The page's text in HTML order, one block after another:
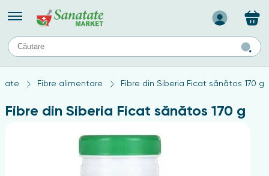
Назад
TIPURI DE TEN
Produse pentru ten mixt
Ten problematic
Produse pentru ten sensibil
Fibre alimentare Fibre din Siberia Ficat sănătos 170 g
Fibre din Siberia Ficat sănătos 170 g